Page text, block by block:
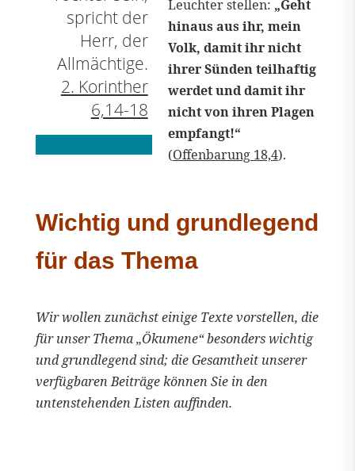
spricht der
Herr, der
Allmächtige.
2. Korinther
6,14-18
Leuchter stellen: „Geht
hinaus aus ihr, mein
Volk, damit ihr nicht
ihrer Sünden teilhaftig
werdet und damit ihr
nicht von ihren Plagen
empfangt!“
(Offenbarung 18,4).
Wichtig und grundlegend
für das Thema
Wir wollen zunächst einige Texte vorstellen, die
für unser Thema „Ökumene“ besonders wichtig
und grundlegend sind; die Gesamtheit unserer
verfügbaren Beiträge können Sie in den
untenstehenden Listen auffinden.